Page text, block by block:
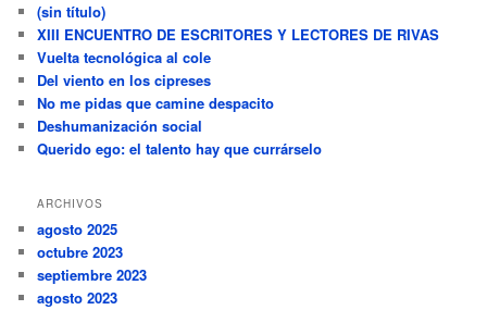
(sin título)
XIII ENCUENTRO DE ESCRITORES Y LECTORES DE RIVAS
Vuelta tecnológica al cole
Del viento en los cipreses
No me pidas que camine despacito
Deshumanización social
Querido ego: el talento hay que currárselo
ARCHIVOS
agosto 2025
octubre 2023
septiembre 2023
agosto 2023